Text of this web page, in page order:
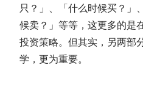
只？」、「什么时候买？」
候卖？」等等，这更多的
投资策略。但其实，另两部
学，更为重要。